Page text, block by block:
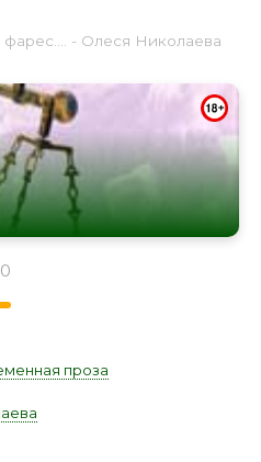
фарес.... - Олеся Николаева
0
проза